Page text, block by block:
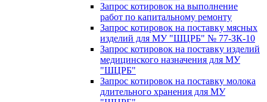
Запрос котировок на выполнение
работ по капитальному ремонту
Запрос котировок на поставку мясных
изделий для МУ "ШЦРБ" № 77-ЗК-10
Запрос котировок на поставку изделий
медицинского назначения для МУ
"ШЦРБ"
Запрос котировок на поставку молока
длительного хранения для МУ